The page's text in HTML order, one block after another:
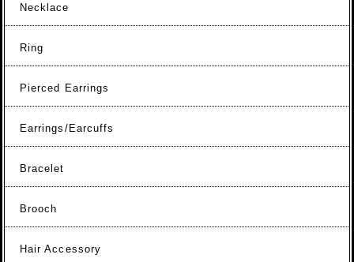
Necklace
Ring
Pierced Earrings
Earrings/Earcuffs
Bracelet
Brooch
Hair Accessory